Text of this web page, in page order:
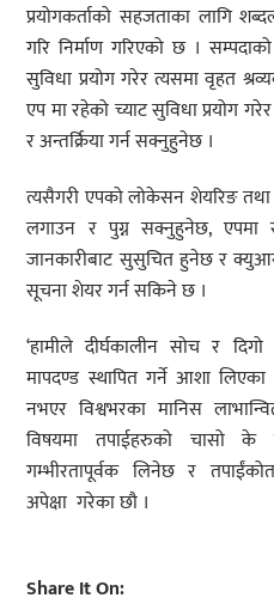
प्रयोगकर्ताको सहजताका लागि
गरि निर्माण गरिएको छ ।
सुविधा प्रयोग गरेर त्यसमा वृहत
एप मा रहेको च्याट सुविधा प्रयोग
र अन्तर्क्रिया गर्न सक्नुहुनेछ ।
त्यसैगरी एपको लोकेसन शेयरिङ तथा
लगाउन र पुग्न सक्नुहुनेछ, एपमा
जानकारीबाट सुसुचित हुनेछ र
सूचना शेयर गर्न सकिने छ ।
‘हामीले दीर्घकालीन सोच र
मापदण्ड स्थापित गर्ने आशा
नभएर विश्वभरका मानिस
विषयमा तपाईहरुको चासो के
गम्भीरतापूर्वक लिनेछ र
अपेक्षा गरेका छौ ।
Share It On: